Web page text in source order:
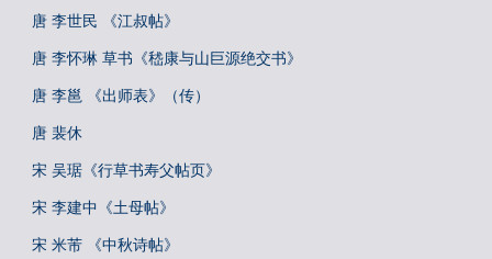
唐 李世民 《江叔帖》
唐 李怀琳 草书《嵇康与山巨源绝交书》
唐 李邕 《出师表》（传）
唐 裴休
宋 吴琚《行草书寿父帖页》
宋 李建中《土母帖》
宋 米芾 《中秋诗帖》